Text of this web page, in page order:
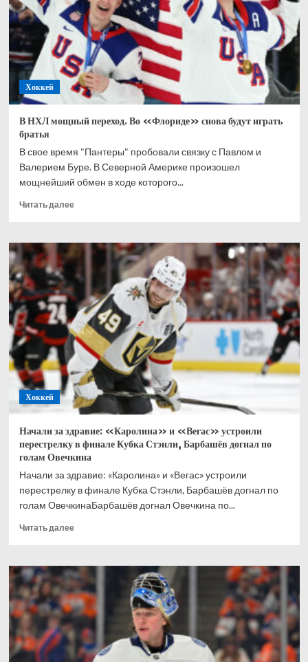
будет
отрицательным,
мы
пойдём
в
суд
и
выиграем
Хоккей
В НХЛ мощный переход. Во «Флориде» снова будут играть
братья
В свое время "Пантеры" пробовали связку с Павлом и
Валерием Буре. В Северной Америке произошел
мощнейший обмен в ходе которого...
Читать далееПрочитать
В
НХЛ
мощный
переход.
Во
«Флориде»
снова
будут
играть
братья
Хоккей
Начали за здравие: «Каролина» и «Вегас» устроили
перестрелку в финале Кубка Стэнли, Барбашёв догнал по
голам Овечкина
Начали за здравие: «Каролина» и «Вегас» устроили
перестрелку в финале Кубка Стэнли, Барбашёв догнал по
голам ОвечкинаБарбашёв догнал Овечкина по...
Читать далееПрочитать
Начали
за
здравие:
«Каролина»
и
«Вегас»
устроили
перестрелку